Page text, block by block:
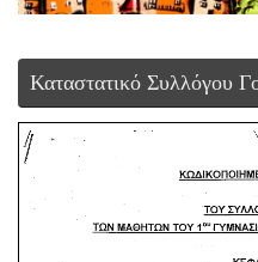
Καταστατικό Συλλόγου